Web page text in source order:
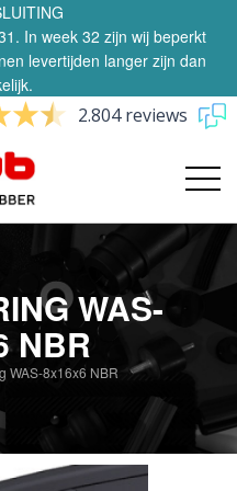
In week 32 zijn wij beperkt
levertijden langer zijn dan
2.804 reviews
WAS-
NBR
WAS-8x16x6 NBR